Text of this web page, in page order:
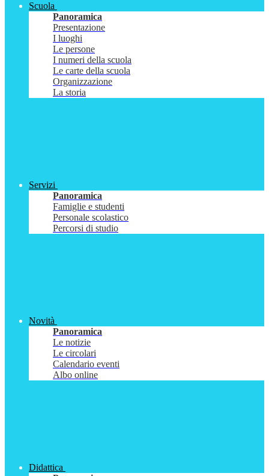
Scuola
Panoramica
Presentazione
I luoghi
Le persone
I numeri della scuola
Le carte della scuola
Organizzazione
La storia
Servizi
Panoramica
Famiglie e studenti
Personale scolastico
Percorsi di studio
Novità
Panoramica
Le notizie
Le circolari
Calendario eventi
Albo online
Didattica